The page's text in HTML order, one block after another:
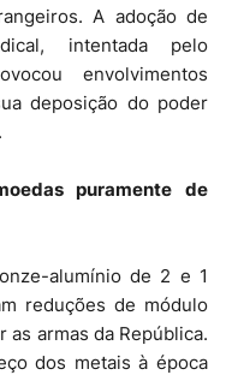
A adoção de
intentada pelo
envolvimentos
deposição do poder
puramente de
alumínio de 2 e 1
reduções de módulo
as armas da República.
dos metais à época